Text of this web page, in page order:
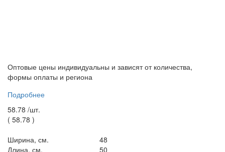
Оптовые цены индивидуальны и зависят от количества,
формы оплаты и региона
Подробнее
58.78 /шт.
( 58.78 )
Ширина, см.
48
Длина, см.
50